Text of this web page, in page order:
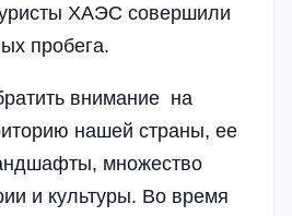
ХАЭС совершили
пробега.
внимание на
нашей страны, ее
множество
и культуры. Во время